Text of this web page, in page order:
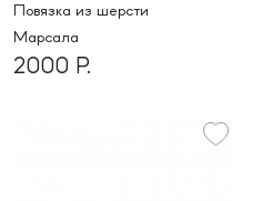
Повязка из шерсти
Марсала
2000 Р.